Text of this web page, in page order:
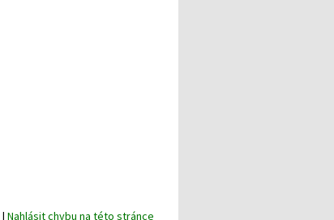
| Nahlásit chybu na této stránce